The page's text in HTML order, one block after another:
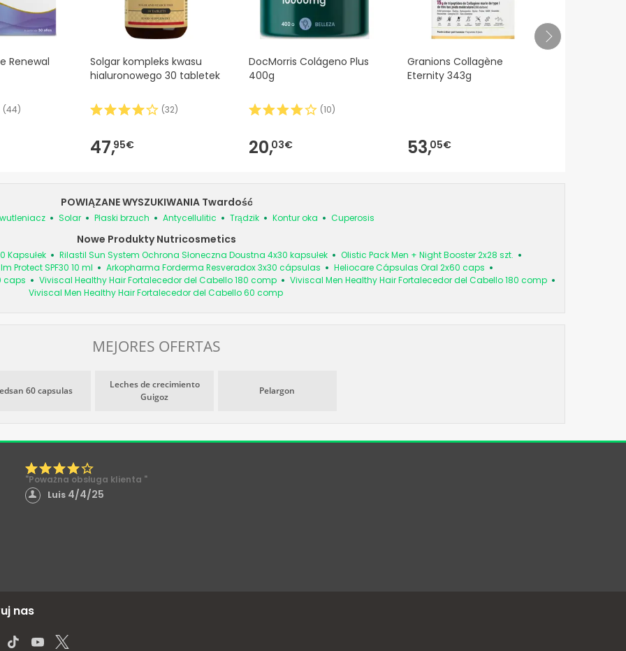
Renewal
(44)
Solgar kompleks kwasu
hialuronowego 30 tabletek
(32)
47,95€
DocMorris Colágeno Plus
400g
(10)
20,03€
Granions Collagène
Eternity 343g
53,05€
POWIĄZANE WYSZUKIWANIA Twardość
Solar Płaski brzuch Antycellulitic Trądzik Kontur oka Cuperosis
Nowe Produkty Nutricosmetics
Kapsułek Rilastil Sun System Ochrona Słoneczna Doustna 4x30 kapsułek
Olistic Pack Men + Night Booster 2x28 szt.
Protect SPF30 10 ml
Arkopharma Forderma Resveradox 3x30 cápsulas
Heliocare Cápsulas Oral 2x60 caps
caps
Viviscal Healthy Hair Fortalecedor del Cabello 180 comp
Viviscal Men Healthy Hair Fortalecedor del Cabello 180 comp
Viviscal Men Healthy Hair Fortalecedor del Cabello 60 comp
MEJORES OFERTAS
60 capsulas
Leches de crecimiento
Guigoz
Pelargon
"Poważna obsługa klienta "
Luis 4/4/25
nas